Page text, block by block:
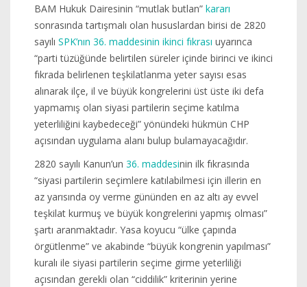
BAM Hukuk Dairesinin “mutlak butlan” kararı
sonrasında tartışmalı olan hususlardan birisi de 2820
sayılı SPK’nın 36. maddesinin ikinci fıkrası uyarınca
“parti tüzüğünde belirtilen süreler içinde birinci ve ikinci
fıkrada belirlenen teşkilatlanma yeter sayısı esas
alınarak ilçe, il ve büyük kongrelerini üst üste iki defa
yapmamış olan siyasi partilerin seçime katılma
yeterliliğini kaybedeceği” yönündeki hükmün CHP
açısından uygulama alanı bulup bulamayacağıdır.
2820 sayılı Kanun’un 36. maddesinin ilk fıkrasında
“siyasi partilerin seçimlere katılabilmesi için illerin en
az yarısında oy verme gününden en az altı ay evvel
teşkilat kurmuş ve büyük kongrelerini yapmış olması”
şartı aranmaktadır. Yasa koyucu “ülke çapında
örgütlenme” ve akabinde “büyük kongrenin yapılması”
kuralı ile siyasi partilerin seçime girme yeterliliği
açısından gerekli olan “ciddilik” kriterinin yerine